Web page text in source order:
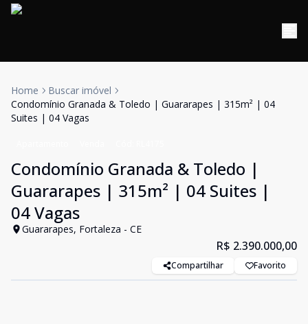
Home
Buscar imóvel
Condomínio Granada & Toledo | Guararapes | 315m² | 04
Suites | 04 Vagas
Condomínio Granada & Toledo |
Guararapes | 315m² | 04 Suites |
04 Vagas
Guararapes, Fortaleza - CE
R$ 2.390.000,00
Compartilhar Favorito